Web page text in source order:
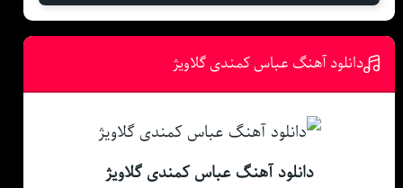
دانلود آهنگ عباس کمندی گلاویژ
دانلود آهنگ عباس کمندی گلاویژ